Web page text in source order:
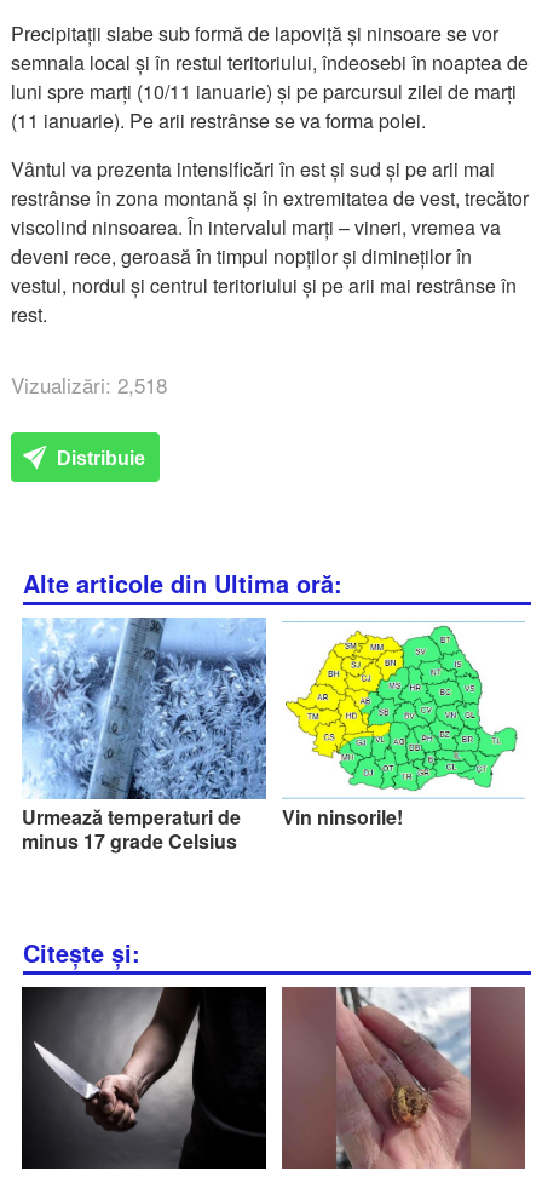
Precipitații slabe sub formă de lapoviță și ninsoare se vor
semnala local și în restul teritoriului, îndeosebi în noaptea de
luni spre marți (10/11 ianuarie) și pe parcursul zilei de marți
(11 ianuarie). Pe arii restrânse se va forma polei.
Vântul va prezenta intensificări în est și sud și pe arii mai
restrânse în zona montană și în extremitatea de vest, trecător
viscolind ninsoarea. În intervalul marți – vineri, vremea va
deveni rece, geroasă în timpul nopților și dimineților în
vestul, nordul și centrul teritoriului și pe arii mai restrânse în
rest.
Vizualizări: 2,518
Distribuie
Alte articole din Ultima oră:
Urmează temperaturi de
minus 17 grade Celsius
Vin ninsorile!
Citește și: